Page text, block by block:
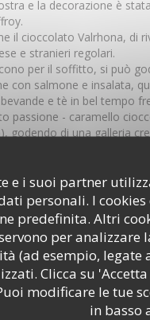
e i suoi partner
personali. I
predefinita. Altri
per analizzare
(ad esempio,
Clicca su
modificare le tue
in basso
e la decorazione è
il cioccolato Valrhona, di
e stranieri regolari.
per il soffitto, si può
con salmone e insalata,
e tè in bel tempo
passione - caramello
godendo di una galleria
glutine, così come
nostro laboratorio.
selezionati da un
godere di un parco
in chat su tè e un
O angelo!